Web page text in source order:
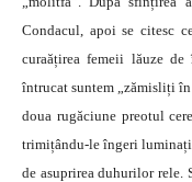
Condacul, apoi se citesc
curaățirea femeii lăuze de
întrucat suntem „zămisliți
doua rugăciune preotul
trimițându-le îngeri
de asuprirea duhurilor rele.